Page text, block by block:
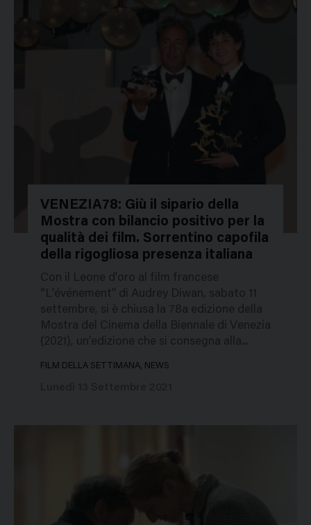
48901
VENEZIA78: Giù il sipario della
Mostra con bilancio positivo per la
qualità dei film. Sorrentino capofila
della rigogliosa presenza italiana
Con il Leone d’oro al film francese
“L’événement” di Audrey Diwan, sabato 11
settembre, si è chiusa la 78a edizione della
Mostra del Cinema della Biennale di Venezia
(2021), un’edizione che si consegna alla...
FILM DELLA SETTIMANA, NEWS